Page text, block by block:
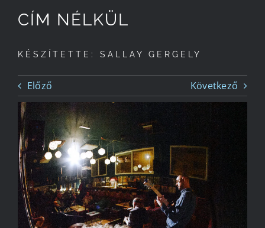
Pályázatok
Tagjaink
Csatlakozz!
Történetünk
Kapcsolat
CÍM NÉLKÜL
KÉSZÍTETTE: SALLAY GERGELY
Előző Következő